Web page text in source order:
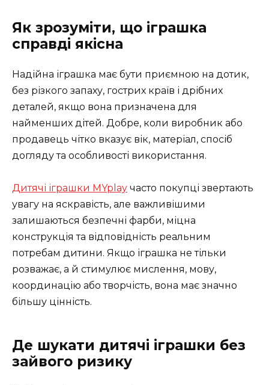
Як зрозуміти, що іграшка
справді якісна
Надійна іграшка має бути приємною на дотик,
без різкого запаху, гострих країв і дрібних
деталей, якщо вона призначена для
найменших дітей. Добре, коли виробник або
продавець чітко вказує вік, матеріал, спосіб
догляду та особливості використання.
Дитячі іграшки MYplay часто покупці звертають
увагу на яскравість, але важливішими
залишаються безпечні фарби, міцна
конструкція та відповідність реальним
потребам дитини. Якщо іграшка не тільки
розважає, а й стимулює мислення, мову,
координацію або творчість, вона має значно
більшу цінність.
Де шукати дитячі іграшки без
зайвого ризику